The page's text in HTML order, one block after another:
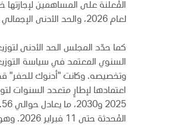
المُعلنة على المساهمين لإجازتها
لعام 2026، والحد الأدنى الإجمالي المخطَّط لتوزيعات الشركة بقيمة 6.8 مليار دولار تقريباً للفترة الممتدة بين عامي 2025 و2030.
السنوي المعتمد في سياسة
المُحدثة حتى 11 فبراير 2026. وهو ما يؤكد وضوح الرؤية المستقبلية للشركة ويعزز ثقة المساهمين بها.